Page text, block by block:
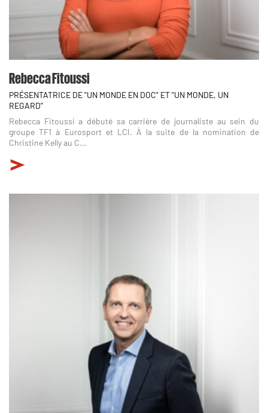
Rebecca Fitoussi
PRÉSENTATRICE DE "UN MONDE EN DOC" ET "UN MONDE, UN
REGARD"
Rebecca Fitoussi a débuté sa carrière de journaliste au sein du
groupe TF1 à Eurosport et LCI. À la suite de la nomination de
Christine Kelly au C...